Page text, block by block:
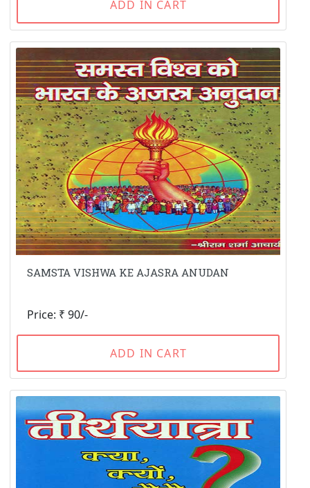
ADD IN CART
SAMSTA VISHWA KE AJASRA ANUDAN
Price: ₹ 90/-
ADD IN CART